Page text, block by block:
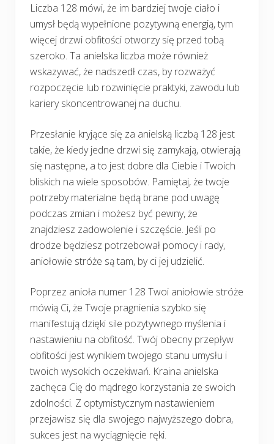
Liczba 128 mówi, że im bardziej twoje ciało i
umysł będą wypełnione pozytywną energią, tym
więcej drzwi obfitości otworzy się przed tobą
szeroko. Ta anielska liczba może również
wskazywać, że nadszedł czas, by rozważyć
rozpoczęcie lub rozwinięcie praktyki, zawodu lub
kariery skoncentrowanej na duchu.
Przesłanie kryjące się za anielską liczbą 128 jest
takie, że kiedy jedne drzwi się zamykają, otwierają
się następne, a to jest dobre dla Ciebie i Twoich
bliskich na wiele sposobów. Pamiętaj, że twoje
potrzeby materialne będą brane pod uwagę
podczas zmian i możesz być pewny, że
znajdziesz zadowolenie i szczęście. Jeśli po
drodze będziesz potrzebował pomocy i rady,
aniołowie stróże są tam, by ci jej udzielić.
Poprzez anioła numer 128 Twoi aniołowie stróże
mówią Ci, że Twoje pragnienia szybko się
manifestują dzięki sile pozytywnego myślenia i
nastawieniu na obfitość. Twój obecny przepływ
obfitości jest wynikiem twojego stanu umysłu i
twoich wysokich oczekiwań. Kraina anielska
zachęca Cię do mądrego korzystania ze swoich
zdolności. Z optymistycznym nastawieniem
przejawisz się dla swojego najwyższego dobra,
sukces jest na wyciągnięcie ręki.